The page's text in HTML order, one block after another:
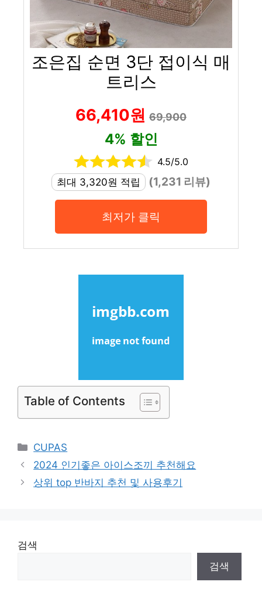
조은집 순면 3단 접이식 매
트리스
66,410원 69,900
4% 할인
4.5/5.0
최대 3,320원 적립
(1,231 리뷰)
최저가 클릭
Table of Contents
Categories
CUPAS
2024 인기좋은 아이스조끼 추천해요
상위 top 반바지 추천 및 사용후기
검색
검색